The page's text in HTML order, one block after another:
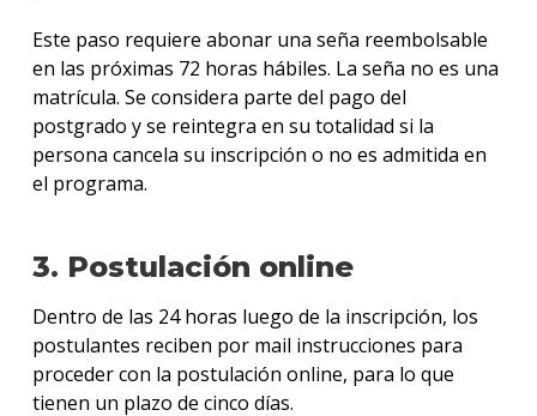
Este paso requiere abonar una seña reembolsable
en las próximas 72 horas hábiles. La seña no es una
matrícula. Se considera parte del pago del
postgrado y se reintegra en su totalidad si la
persona cancela su inscripción o no es admitida en
el programa.
3. Postulación online
Dentro de las 24 horas luego de la inscripción, los
postulantes reciben por mail instrucciones para
proceder con la postulación online, para lo que
tienen un plazo de cinco días.